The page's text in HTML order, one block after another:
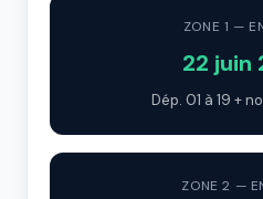
ZONE 1 —
22 juin
Dép. 01 à 19 +
ZONE 2 —